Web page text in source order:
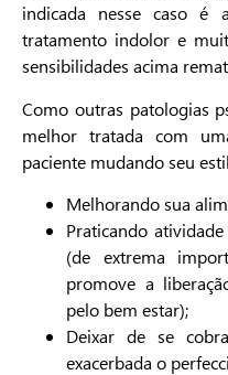
indicada nesse caso é
tratamento indolor e
sensibilidades acima
Como outras patologias
melhor tratada com
paciente mudando seu
Melhorando sua
Praticando
(de extrema
promove a
pelo bem estar);
Deixar de se
exacerbada o